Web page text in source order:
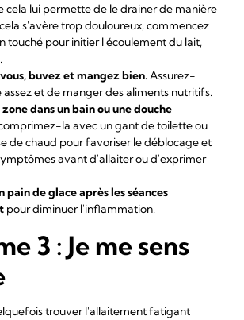
cela lui permette de le drainer de manière
s'avère trop douloureux, commencez
touché pour initier l'écoulement du lait,
buvez et mangez bien.Assurez-
assez et de manger des aliments nutritifs.
dans un bain ou une douche
la avec un gant de toilette ou
de chaud pour favoriser le déblocage et
avant d'allaiter ou d'exprimer
pain de glace après les séances
pour diminuer l'inflammation.
3 : Je me sens
trouver l'allaitement fatigant